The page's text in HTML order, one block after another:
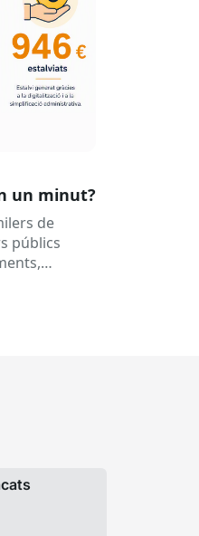
un minut?
de
públics